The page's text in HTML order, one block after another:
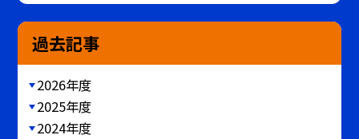
過去記事
2026年度
2025年度
2024年度